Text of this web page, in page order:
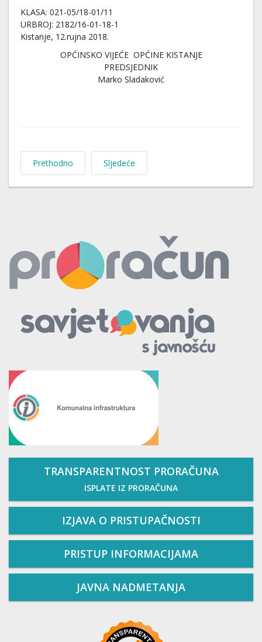
KLASA: 021-05/18-01/11
URBROJ: 2182/16-01-18-1
Kistanje, 12.rujna 2018.
OPĆINSKO VIJEĆE OPĆINE KISTANJE
PREDSJEDNIK
Marko Sladaković
Prethodno Sljedeće
TRANSPARENTNOST PRORAČUNA
ISPLATE IZ PRORAČUNA
IZJAVA O PRISTUPAČNOSTI
PRISTUP INFORMACIJAMA
JAVNA NADMETANJA